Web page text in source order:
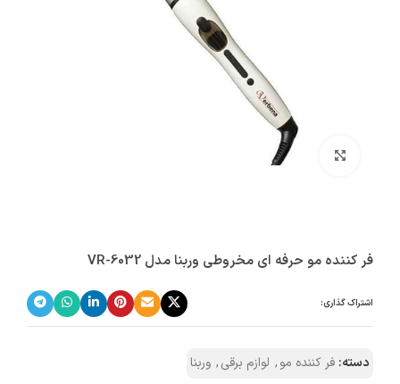
بزرگنمایی تصویر
فر کننده مو حرفه ای مخروطی وربنا مدل VR-6032
اشتراک گذاری:
دسته: فر کننده‌ مو, لوازم برقی, وربنا